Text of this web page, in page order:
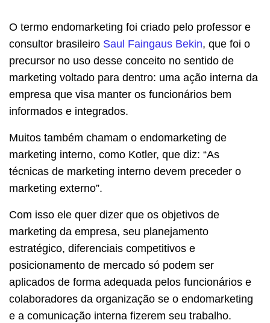
O termo endomarketing foi criado pelo professor e
consultor brasileiro Saul Faingaus Bekin, que foi o
precursor no uso desse conceito no sentido de
marketing voltado para dentro: uma ação interna da
empresa que visa manter os funcionários bem
informados e integrados.
Muitos também chamam o endomarketing de
marketing interno, como Kotler, que diz: “As
técnicas de marketing interno devem preceder o
marketing externo”.
Com isso ele quer dizer que os objetivos de
marketing da empresa, seu planejamento
estratégico, diferenciais competitivos e
posicionamento de mercado só podem ser
aplicados de forma adequada pelos funcionários e
colaboradores da organização se o endomarketing
e a comunicação interna fizerem seu trabalho.